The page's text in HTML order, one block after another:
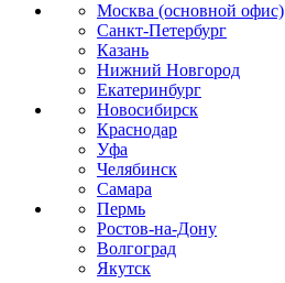
Москва (основной офис)
Санкт-Петербург
Казань
Нижний Новгород
Екатеринбург
Новосибирск
Краснодар
Уфа
Челябинск
Самара
Пермь
Ростов-на-Дону
Волгоград
Якутск